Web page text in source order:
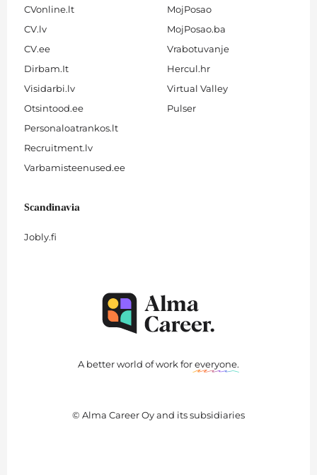
CVonline.lt
CV.lv
CV.ee
Dirbam.It
Visidarbi.lv
Otsintood.ee
Personaloatrankos.lt
Recruitment.lv
Varbamisteenused.ee
MojPosao
MojPosao.ba
Vrabotuvanje
Hercul.hr
Virtual Valley
Pulser
Scandinavia
Jobly.fi
A better world of work foreveryone.
© Alma Career Oy and its subsidiaries